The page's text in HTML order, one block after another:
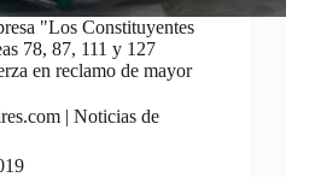
"Los Constituyentes
78, 87, 111 y 127
en reclamo de mayor
| Noticias de